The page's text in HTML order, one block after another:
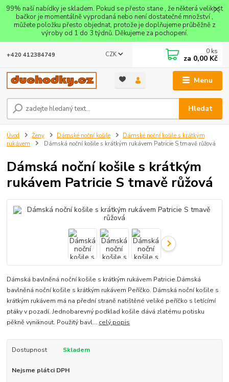
99% naší nabídky je skladem. Pokud se přesto stane , že některá velikost
bačkor je momentálně vyprodaná nebo není dostatečné množství ,
můžete položku přesto objednat, protože je doplňujeme průběžně z
výroby od 1 do 3 týdnů. Děkujeme za pochopení.
Menu
CZK
Hledat
+420 412384749 0 ks
za 0,00 Kč
Úvod Ženy Dámské noční košile
Dámské noční košile s krátkým
rukávem
Dámská noční košile s krátkým rukávem Patricie S tmavě růžová
Dámská noční košile s krátkým
rukávem Patricie S tmavě růžová
Dámská bavlněná noční košile s krátkým rukávem Patricie.Dámská
bavlněná noční košile s krátkým rukávem Peříčko. Dámská noční košile s
krátkým rukávem má na přední straně natištěné veliké peříčko s letícímí
ptáky v pozadí. Jednobarevný podklad košile dává zlatému potisku
pěkně vyniknout. Použitý bavl... celý popis
Dostupnost Skladem
Nejsme plátci DPH